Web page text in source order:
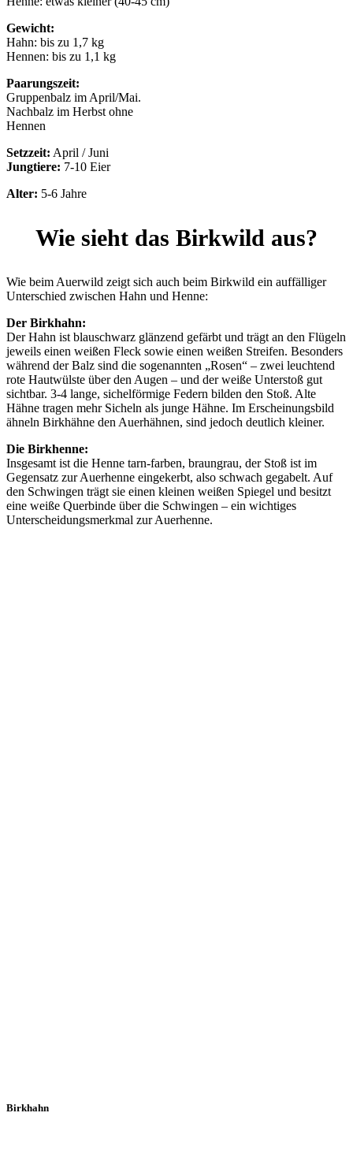
Gewicht:
Hahn: bis zu 1,7 kg
Hennen: bis zu 1,1 kg
Paarungszeit:
Gruppenbalz im April/Mai.
Nachbalz im Herbst ohne
Hennen
Setzzeit: April / Juni
Jungtiere: 7-10 Eier
Alter: 5-6 Jahre
Wie sieht das Birkwild aus?
Wie beim Auerwild zeigt sich auch beim Birkwild ein auffälliger
Unterschied zwischen Hahn und Henne:
Der Birkhahn:
Der Hahn ist blauschwarz glänzend gefärbt und trägt an den Flügeln
jeweils einen weißen Fleck sowie einen weißen Streifen. Besonders
während der Balz sind die sogenannten „Rosen“ – zwei leuchtend
rote Hautwülste über den Augen – und der weiße Unterstoß gut
sichtbar. 3-4 lange, sichelförmige Federn bilden den Stoß. Alte
Hähne tragen mehr Sicheln als junge Hähne. Im Erscheinungsbild
ähneln Birkhähne den Auerhähnen, sind jedoch deutlich kleiner.
Die Birkhenne:
Insgesamt ist die Henne tarn-farben, braungrau, der Stoß ist im
Gegensatz zur Auerhenne eingekerbt, also schwach gegabelt. Auf
den Schwingen trägt sie einen kleinen weißen Spiegel und besitzt
eine weiße Querbinde über die Schwingen – ein wichtiges
Unterscheidungsmerkmal zur Auerhenne.
Birkhahn